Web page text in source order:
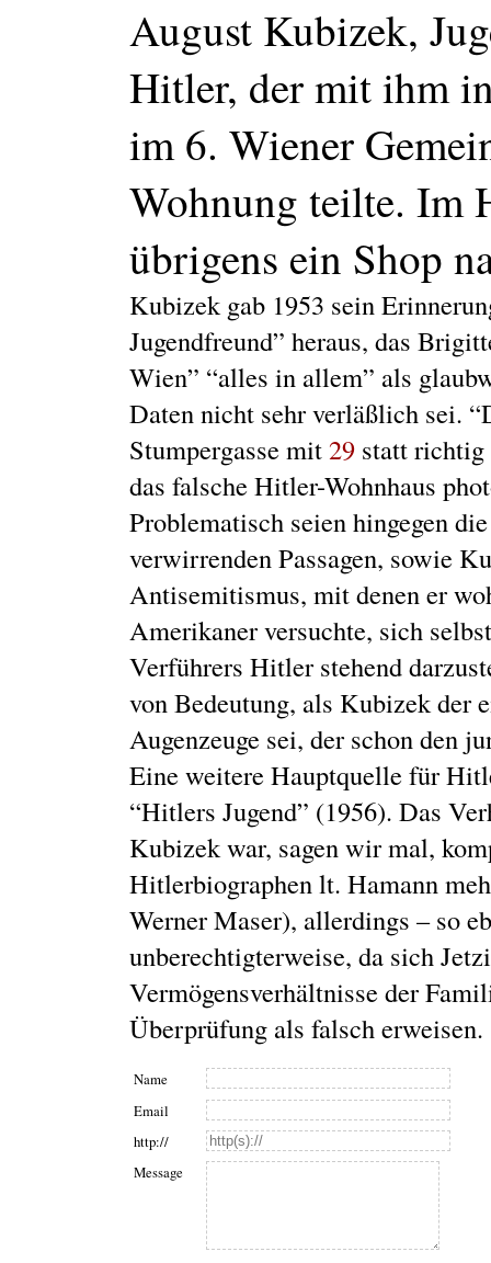
August Kubizek,
Hitler, der mit ihm
im 6. Wiener
Wohnung teilte. Im
übrigens ein Shop
Kubizek gab 1953 sein
Jugendfreund” heraus, das
Wien” “alles in allem” als
Daten nicht sehr verläßlich sei.
Stumpergasse mit29 statt richtig
das falsche Hitler-Wohnhaus
Problematisch seien hingegen
verwirrenden Passagen, sowie
Antisemitismus, mit denen er
Amerikaner versuchte, sich
Verführers Hitler stehend
von Bedeutung, als Kubizek der
Augenzeuge sei, der schon den
Eine weitere Hauptquelle für
“Hitlers Jugend” (1956). Das
Kubizek war, sagen wir mal,
Hitlerbiographen lt. Hamann
Werner Maser), allerdings – so
unberechtigterweise, da sich
Vermögensverhältnisse der
Überprüfung als falsch erweisen.
Name
Email
http://
Message